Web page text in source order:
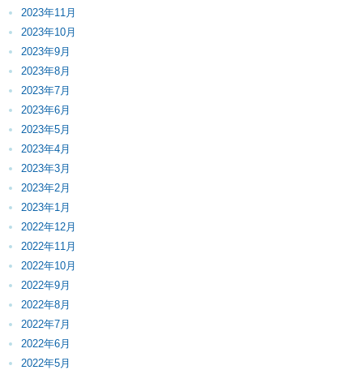
2023年11月
2023年10月
2023年9月
2023年8月
2023年7月
2023年6月
2023年5月
2023年4月
2023年3月
2023年2月
2023年1月
2022年12月
2022年11月
2022年10月
2022年9月
2022年8月
2022年7月
2022年6月
2022年5月